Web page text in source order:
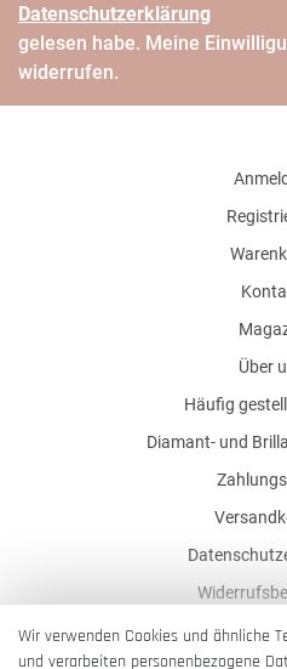
Daten­schutz­erklärung
gelesen habe. Meine
widerrufen.
Über
Häufig
Diamant- und
AGB
Wir verwenden Cookies und ähnliche
und verarbeiten personenbezogene